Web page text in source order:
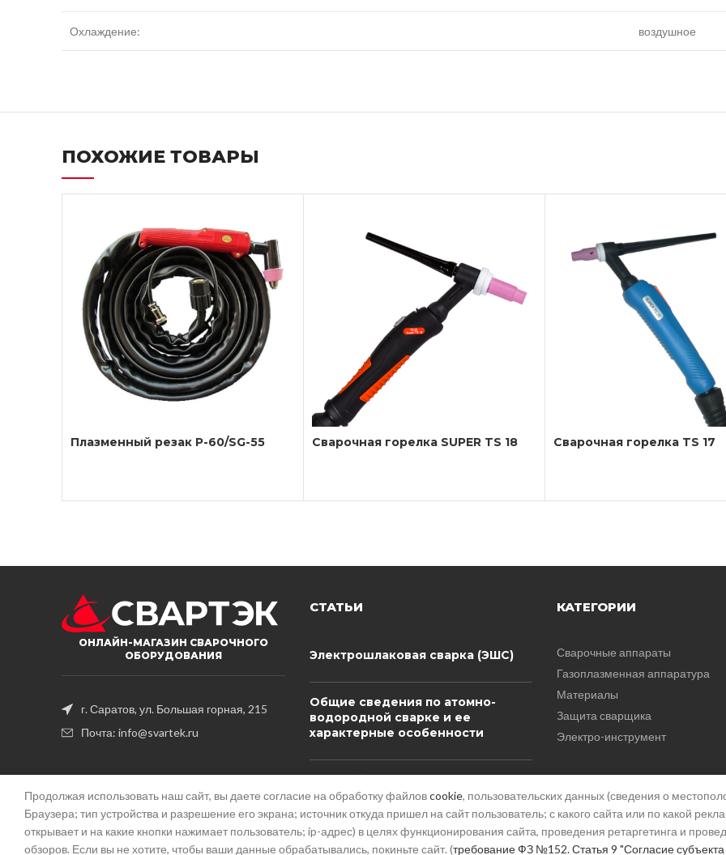
Охлаждение: воздушное
ПОХОЖИЕ ТОВАРЫ
Плазменный резак P-60/SG-55 Сварочная горелка SUPER TS 18 Сварочная горелка TS 17
ОНЛАЙН-МАГАЗИН СВАРОЧНОГО
ОБОРУДОВАНИЯ
г. Саратов, ул. Большая горная, 215
Почта: info@svartek.ru
СТАТЬИ
Электрошлаковая сварка (ЭШС)
Общие сведения по атомно-
водородной сварке и ее
характерные особенности
Берилий и сплавы на основе
белилия
КАТЕГОРИИ
Сварочные аппараты
Газоплазменная аппаратура
Материалы
Защита сварщика
Электро-инструмент
Продолжая использовать наш сайт, вы даете согласие на обработку файловcookie, пользовательских данных (сведения о
Браузера; тип устройства и разрешение его экрана; источник откуда пришел на сайт пользователь; с какого сайта или по какой
открывает и на какие кнопки нажимает пользователь; ip-адрес) в целях функционирования сайта, проведения ретаргетинга и
обзоров. Если вы не хотите, чтобы ваши данные обрабатывались, покиньте сайт. (требование ФЗ №152. Статья 9 "Согласие